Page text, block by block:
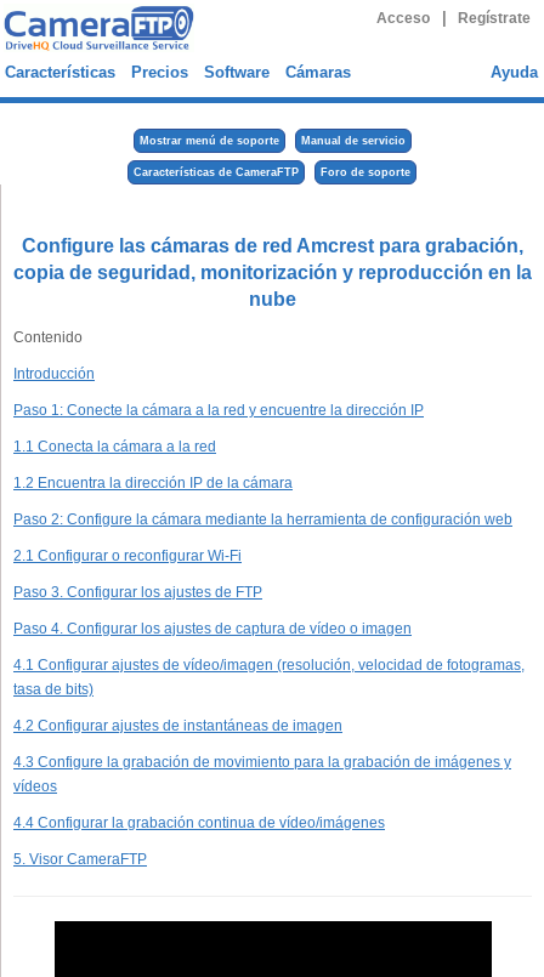
Acceso Regístrate
Características Precios Software Cámaras Ayuda
Mostrar menú de soporte Manual de servicio
Características de CameraFTP Foro de soporte
Configure las cámaras de red Amcrest para grabación,
copia de seguridad, monitorización y reproducción en la
nube
Contenido
Introducción
Paso 1: Conecte la cámara a la red y encuentre la dirección IP
1.1 Conecta la cámara a la red
1.2 Encuentra la dirección IP de la cámara
Paso 2: Configure la cámara mediante la herramienta de configuración web
2.1 Configurar o reconfigurar Wi-Fi
Paso 3. Configurar los ajustes de FTP
Paso 4. Configurar los ajustes de captura de vídeo o imagen
4.1 Configurar ajustes de vídeo/imagen (resolución, velocidad de fotogramas,
tasa de bits)
4.2 Configurar ajustes de instantáneas de imagen
4.3 Configure la grabación de movimiento para la grabación de imágenes y
vídeos
4.4 Configurar la grabación continua de vídeo/imágenes
5. Visor CameraFTP